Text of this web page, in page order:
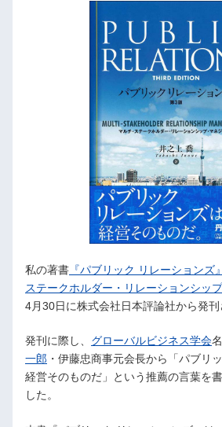
私の著書 『パブリック リレーション
ステークホルダー・リレーションシッ
4月30日に株式会社日本評論社から発刊
発刊に際し、 グローバルビジネス学会
一郎 ・伊藤忠商事元会長から「パブリ
経営そのものだ」という推薦の言葉を
した。